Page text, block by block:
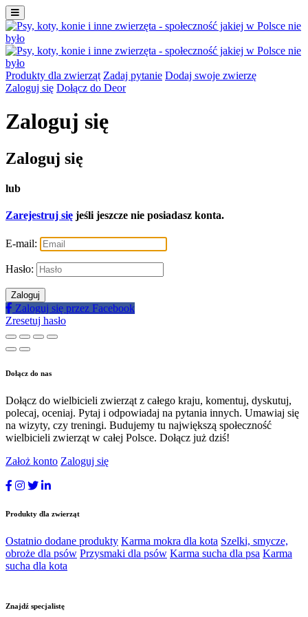
Produkty dla zwierząt Zadaj pytanie Dodaj swoje zwierzę
Zaloguj się Dołącz do Deor
Zaloguj się
Zaloguj się
lub
Zarejestruj się jeśli jeszcze nie posiadasz konta.
E-mail:
Hasło:
Zaloguj
Zaloguj się przez Facebook
Zresetuj hasło
Dołącz do nas
Dołącz do wielbicieli zwierząt z całego kraju, komentuj, dyskutuj,
polecaj, oceniaj. Pytaj i odpowiadaj na pytania innych. Umawiaj się
na wizyty, czy treningi. Budujemy tu największą społeczność
wielbicieli zwierząt w całej Polsce. Dołącz już dziś!
Założ konto Zaloguj się
Produkty dla zwierząt
Ostatnio dodane produkty Karma mokra dla kota Szelki, smycze,
obroże dla psów Przysmaki dla psów Karma sucha dla psa Karma
sucha dla kota
Znajdź specjalistę